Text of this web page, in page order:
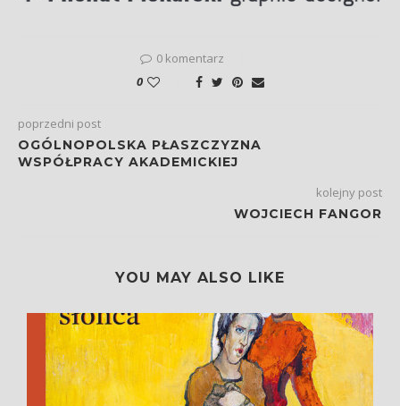
0 komentarz
0
poprzedni post
OGÓLNOPOLSKA PŁASZCZYZNA
WSPÓŁPRACY AKADEMICKIEJ
kolejny post
WOJCIECH FANGOR
YOU MAY ALSO LIKE